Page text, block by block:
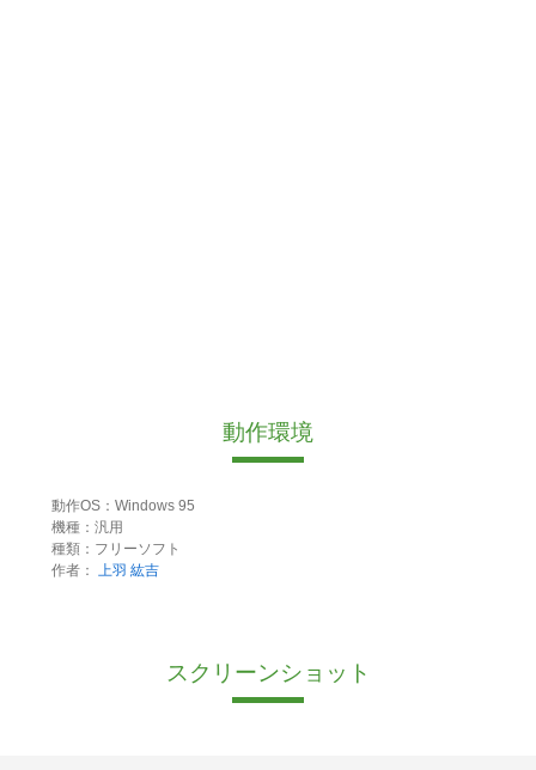
動作環境
動作OS：Windows 95
機種：汎用
種類：フリーソフト
作者： 上羽 紘吉
スクリーンショット